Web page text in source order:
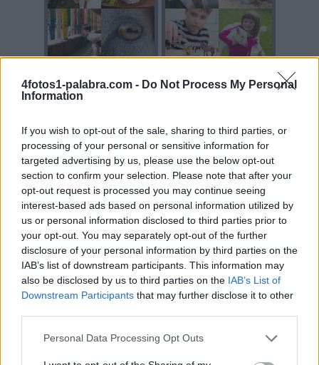
4fotos1-palabra.com - Do Not Process My Personal
Information
If you wish to opt-out of the sale, sharing to third parties, or
processing of your personal or sensitive information for
targeted advertising by us, please use the below opt-out
section to confirm your selection. Please note that after your
opt-out request is processed you may continue seeing
interest-based ads based on personal information utilized by
us or personal information disclosed to third parties prior to
your opt-out. You may separately opt-out of the further
disclosure of your personal information by third parties on the
IAB’s list of downstream participants. This information may
also be disclosed by us to third parties on the IAB’s List of
Downstream Participants that may further disclose it to other
Personal Data Processing Opt Outs
Sponsored Links